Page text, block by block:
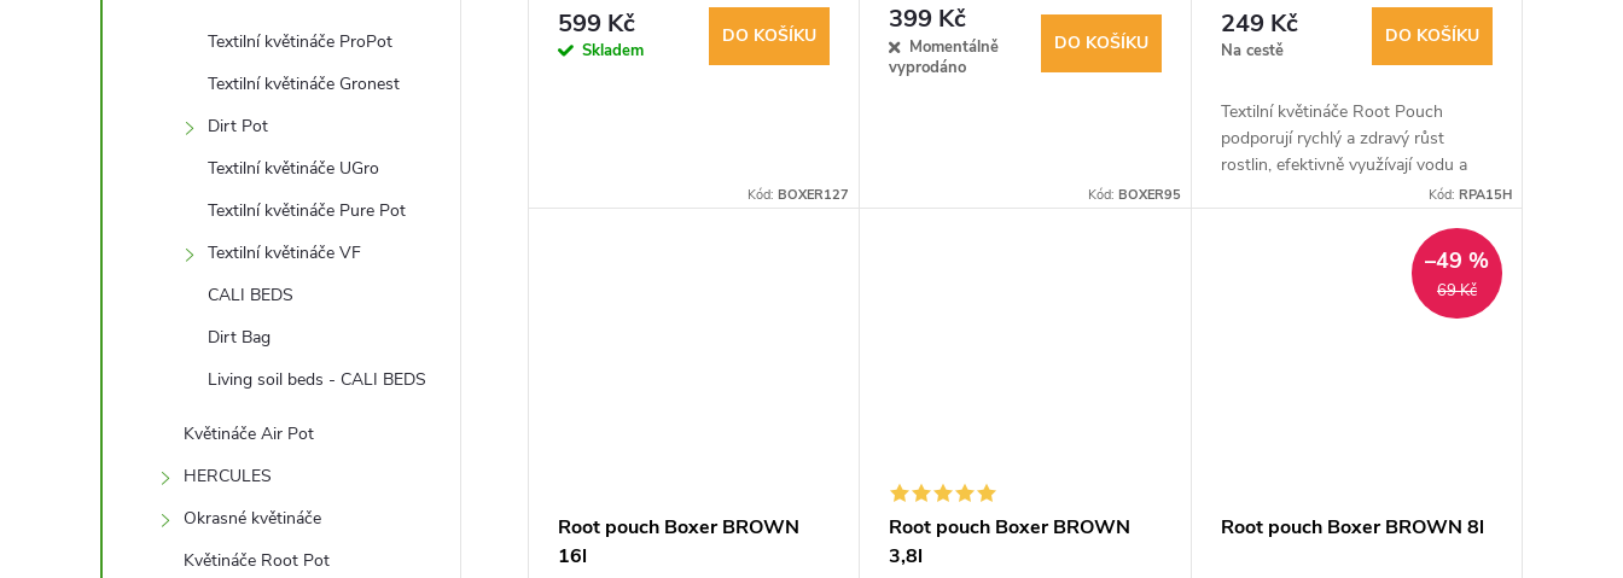
Textilní květináče ProPot
Textilní květináče Gronest
Dirt Pot
Textilní květináče UGro
Textilní květináče Pure Pot
Textilní květináče VF
CALI BEDS
Dirt Bag
Living soil beds - CALI BEDS
Květináče Air Pot
HERCULES
Okrasné květináče
Květináče Root Pot
u
599 Kč
Skladem
DO KOŠÍKU
Kód:BOXER127
399 Kč
Momentálně
vyprodáno
DO KOŠÍKU
Kód: BOXER95
249 Kč
Na cestě
DO KOŠÍKU
Textilní květináče Root Pouch
podporují rychlý a zdravý růst
rostlin, efektivně využívají vodu a
živiny a zabraňují přebytečnéKód: RPA15H
Root pouch Boxer BROWN
16l
Root pouch Boxer BROWN
3,8l
69 Kč
–49 %
Root pouch Boxer BROWN 8l